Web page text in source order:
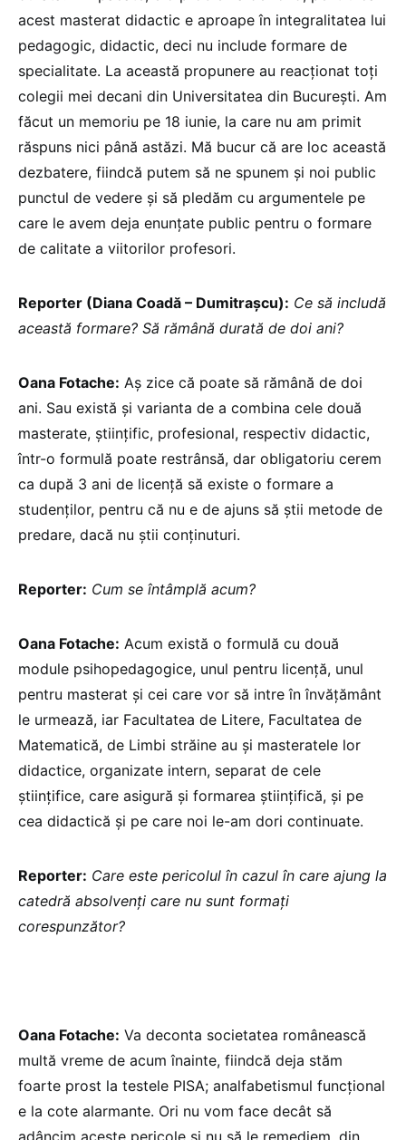
acest masterat didactic e aproape în integralitatea lui
pedagogic, didactic, deci nu include formare de
specialitate. La această propunere au reacționat toți
colegii mei decani din Universitatea din București. Am
făcut un memoriu pe 18 iunie, la care nu am primit
răspuns nici până astăzi. Mă bucur că are loc această
dezbatere, fiindcă putem să ne spunem și noi public
punctul de vedere și să pledăm cu argumentele pe
care le avem deja enunțate public pentru o formare
de calitate a viitorilor profesori.
Reporter (Diana Coadă – Dumitrașcu): Ce să includă
această formare? Să rămână durată de doi ani?
Oana Fotache: Aș zice că poate să rămână de doi
ani. Sau există și varianta de a combina cele două
masterate, științific, profesional, respectiv didactic,
într-o formulă poate restrânsă, dar obligatoriu cerem
ca după 3 ani de licență să existe o formare a
studenților, pentru că nu e de ajuns să știi metode de
predare, dacă nu știi conținuturi.
Reporter: Cum se întâmplă acum?
Oana Fotache: Acum există o formulă cu două
module psihopedagogice, unul pentru licență, unul
pentru masterat și cei care vor să intre în învățământ
le urmează, iar Facultatea de Litere, Facultatea de
Matematică, de Limbi străine au și masteratele lor
didactice, organizate intern, separat de cele
științifice, care asigură și formarea științifică, și pe
cea didactică și pe care noi le-am dori continuate.
Reporter: Care este pericolul în cazul în care ajung la
catedră absolvenți care nu sunt formați
corespunzător?
Oana Fotache: Va deconta societatea românească
multă vreme de acum înainte, fiindcă deja stăm
foarte prost la testele PISA; analfabetismul funcțional
e la cote alarmante. Ori nu vom face decât să
adâncim aceste pericole și nu să le remediem, din